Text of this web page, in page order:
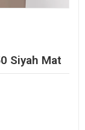
Siyah Mat